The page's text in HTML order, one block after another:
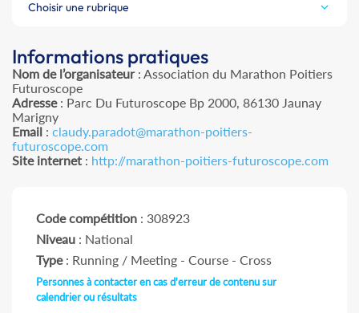
Choisir une rubrique
Informations pratiques
Nom de l’organisateur: Association du Marathon Poitiers
Futuroscope
Adresse: Parc Du Futuroscope Bp 2000, 86130 Jaunay
Marigny
Email : claudy.paradot@marathon-poitiers-
futuroscope.com
Site internet : http://marathon-poitiers-futuroscope.com
Code compétition : 308923
Niveau : National
Type: Running / Meeting - Course - Cross
Personnes à contacter en cas d'erreur de contenu sur
calendrier ou résultats